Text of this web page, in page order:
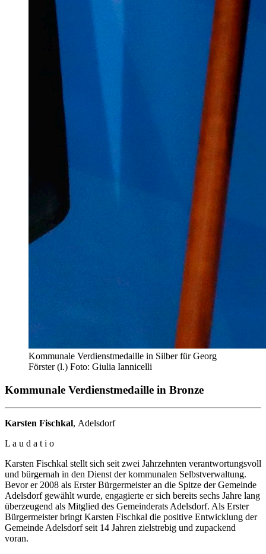
Kommunale Verdienstmedaille in Silber für Georg
Förster (l.) Foto: Giulia Iannicelli
Kommunale Verdienstmedaille in Bronze
Karsten Fischkal, Adelsdorf
L a u d a t i o
Karsten Fischkal stellt sich seit zwei Jahrzehnten verantwortungsvoll
und bürgernah in den Dienst der kommunalen Selbstverwaltung.
Bevor er 2008 als Erster Bürgermeister an die Spitze der Gemeinde
Adelsdorf gewählt wurde, engagierte er sich bereits sechs Jahre lang
überzeugend als Mitglied des Gemeinderats Adelsdorf. Als Erster
Bürgermeister bringt Karsten Fischkal die positive Entwicklung der
Gemeinde Adelsdorf seit 14 Jahren zielstrebig und zupackend
voran.